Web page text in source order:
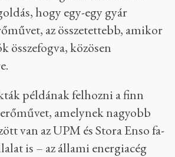
hogy egy-egy gyár
az összetettebb, amikor
összefogva, közösen
példának felhozni a finn
amelynek nagyobb
van az UPM és Stora Enso fa-
is – az állami energiacég